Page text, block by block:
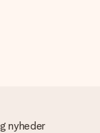
Paypal,
I tilfælde af
for en ekstra 3
med at finde en
nyheder